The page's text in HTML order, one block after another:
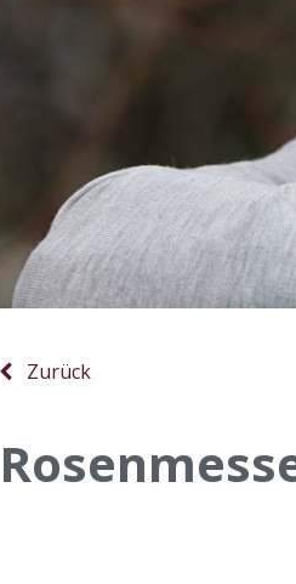
Zurück